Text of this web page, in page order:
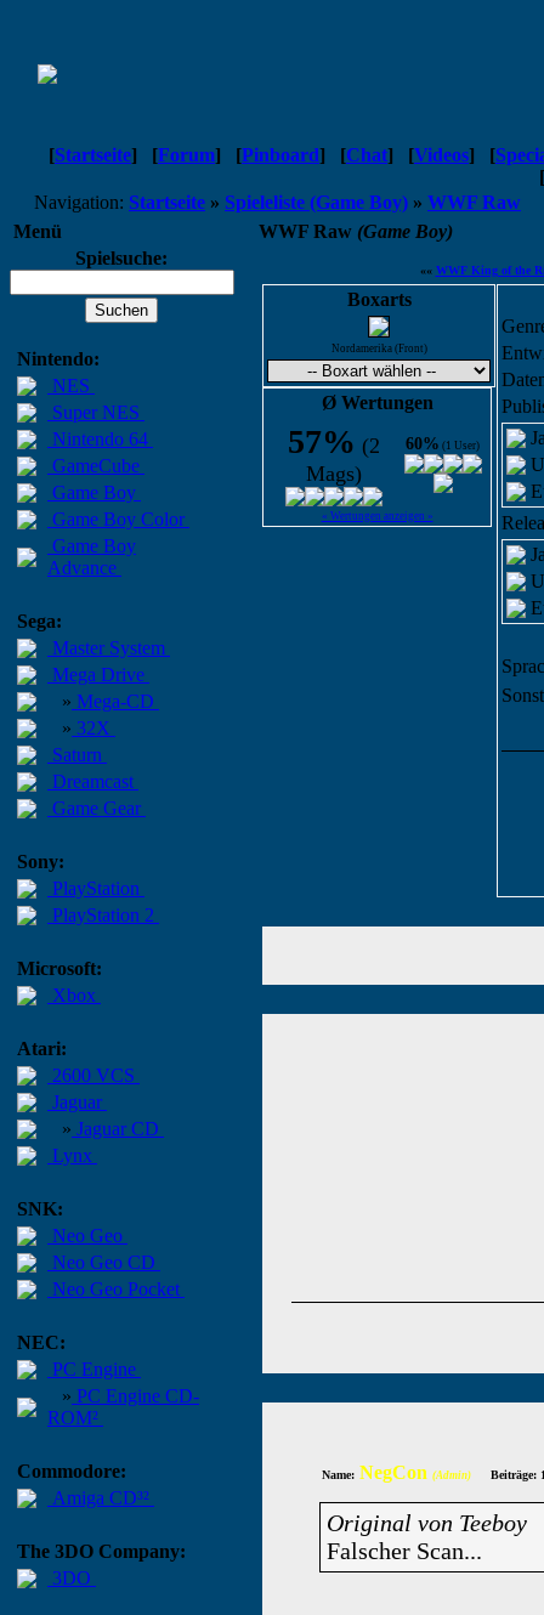
[Startseite] [Forum] [Pinboard] [Chat] [Videos] [
[
Navigation: Startseite » Spieleliste (Game Boy) » WWF Raw
Menü
WWF Raw (Game Boy)
Spielsuche:
Nintendo:
NES
Super NES
Nintendo 64
GameCube
Game Boy
Game Boy Color
Game Boy
Advance
Sega:
Master System
Mega Drive
» Mega-CD
» 32X
Saturn
Dreamcast
Game Gear
Sony:
PlayStation
PlayStation 2
Microsoft:
Xbox
Atari:
2600 VCS
Jaguar
» Jaguar CD
Lynx
SNK:
Neo Geo
Neo Geo CD
Neo Geo Pocket
NEC:
PC Engine
» PC Engine CD-
ROM²
Commodore:
Amiga CD³²
The 3DO Company:
3DO
«« WWF King of the
Boxarts
Nordamerika (Front)
Ø Wertungen
57% (2
Mags)
60% (1 User)
« Wertungen anzeigen »
Name: NegCon (Admin) Beiträge:
Original von Teeboy
Falscher Scan...